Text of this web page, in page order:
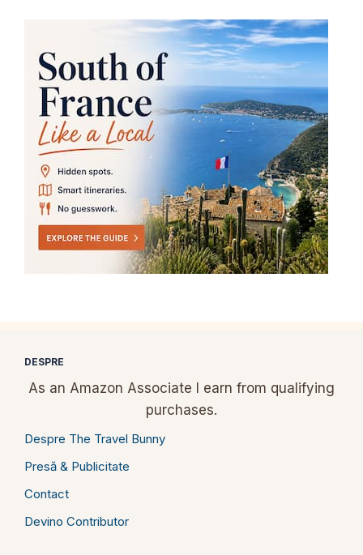
DESPRE
As an Amazon Associate I earn from qualifying
purchases.
Despre The Travel Bunny
Presă & Publicitate
Contact
Devino Contributor